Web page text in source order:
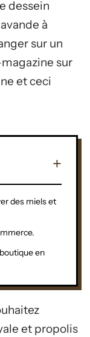
dessein
à
sur un
sur
et ceci
des miels et
en
et propolis